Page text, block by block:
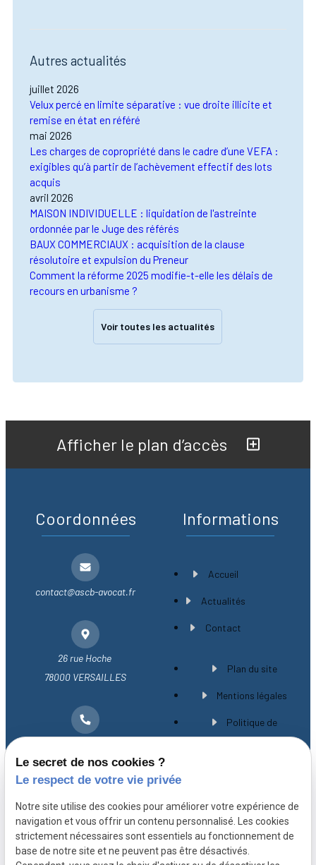
Autres actualités
juillet 2026
Velux percé en limite séparative : vue droite illicite et
remise en état en référé
mai 2026
Les charges de copropriété dans le cadre d’une VEFA :
exigibles qu’à partir de l’achèvement effectif des lots
acquis
avril 2026
MAISON INDIVIDUELLE : liquidation de l'astreinte
ordonnée par le Juge des référés
BAUX COMMERCIAUX : acquisition de la clause
résolutoire et expulsion du Preneur
Comment la réforme 2025 modifie-t-elle les délais de
recours en urbanisme ?
Voir toutes les actualités
Afficher le plan d’accès
Coordonnées
contact@ascb-avocat.fr
26 rue Hoche
78000 VERSAILLES
Informations
Accueil
Actualités
Contact
Plan du site
Mentions légales
Politique de
A propos
Avocat spécialiste en droit immobilier à
Le secret de nos cookies ?
Le respect de votre vie privée
Notre site utilise des cookies pour améliorer votre expérience de
navigation et vous offrir un contenu personnalisé. Les cookies
strictement nécessaires sont essentiels au fonctionnement de
base de notre site et ne peuvent pas être désactivés.